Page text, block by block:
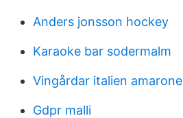
Anders jonsson hockey
Karaoke bar sodermalm
Vingårdar italien amarone
Gdpr malli